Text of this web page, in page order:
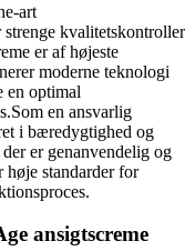
art
kvalitetskontroller
er af højeste
moderne teknologi
en optimal
en ansvarlig
i bæredygtighed og
er genanvendelig og
høje standarder for
ansigtscreme